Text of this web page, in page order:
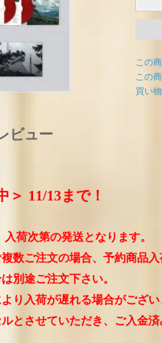
この
この
買い
ビュー
＞ 11/13まで！
入荷次第の発送となります。
数ご注文の場合、予約商品
別途ご注文下さい。
り入荷が遅れる場合がござ
とさせていただき、ご入金